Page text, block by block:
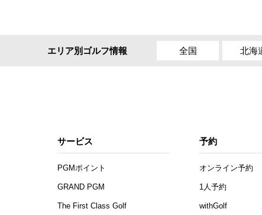
エリア別ゴルフ情報 全国 北海
サービス
PGMポイント
GRAND PGM
The First Class Golf
予約
オンライン予約
1人予約
withGolf